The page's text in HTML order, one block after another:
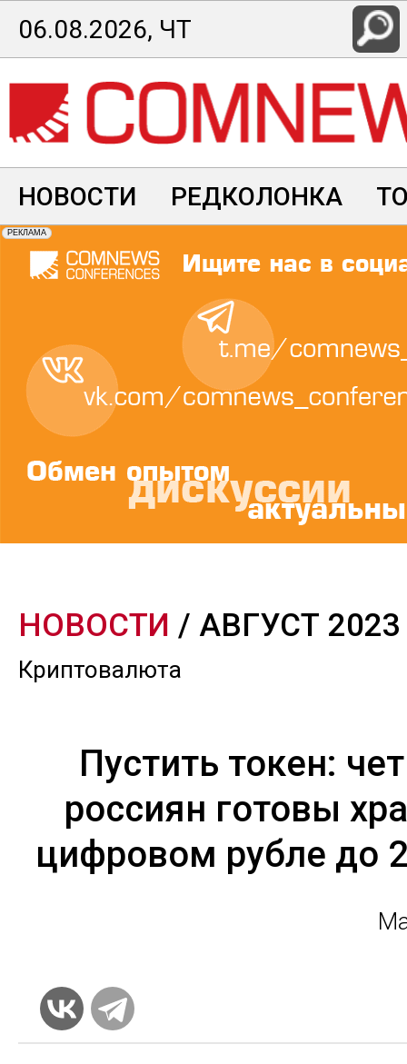
Перейти
к
основному
содержанию
06.08.2026, ЧТ
НОВОСТИ РЕДКОЛОНКА
НОВОСТИ / АВГУСТ 2023
Криптовалюта
Пустить токен:
россиян готовы
цифровом рубле до